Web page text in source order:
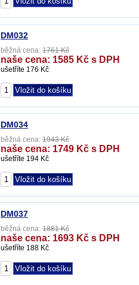
DM032
běžná cena: 1761 Kč
naše cena: 1585 Kč s DPH
ušetříte 176 Kč
DM034
běžná cena: 1943 Kč
naše cena: 1749 Kč s DPH
ušetříte 194 Kč
DM037
běžná cena: 1881 Kč
naše cena: 1693 Kč s DPH
ušetříte 188 Kč